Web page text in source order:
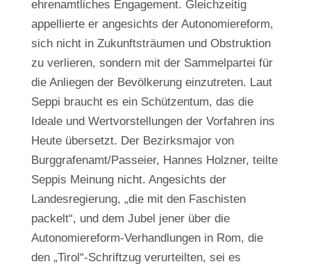
ehrenamtliches Engagement. Gleichzeitig
appellierte er angesichts der Autonomiereform,
sich nicht in Zukunftsträumen und Obstruktion
zu verlieren, sondern mit der Sammelpartei für
die Anliegen der Bevölkerung einzutreten. Laut
Seppi braucht es ein Schützentum, das die
Ideale und Wertvorstellungen der Vorfahren ins
Heute übersetzt. Der Bezirksmajor von
Burggrafenamt/Passeier, Hannes Holzner, teilte
Seppis Meinung nicht. Angesichts der
Landesregierung, „die mit den Faschisten
packelt“, und dem Jubel jener über die
Autonomiereform-Verhandlungen in Rom, die
den „Tirol“-Schriftzug verurteilten, sei es